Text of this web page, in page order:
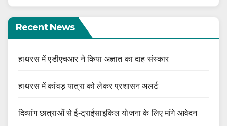
Recent News
हाथरस में एडीएचआर ने किया अज्ञात का दाह संस्कार
हाथरस में कांवड़ यात्रा को लेकर प्रशासन अलर्ट
दिव्यांग छात्राओं से ई-ट्राईसाइकिल योजना के लिए मांगे आवेदन